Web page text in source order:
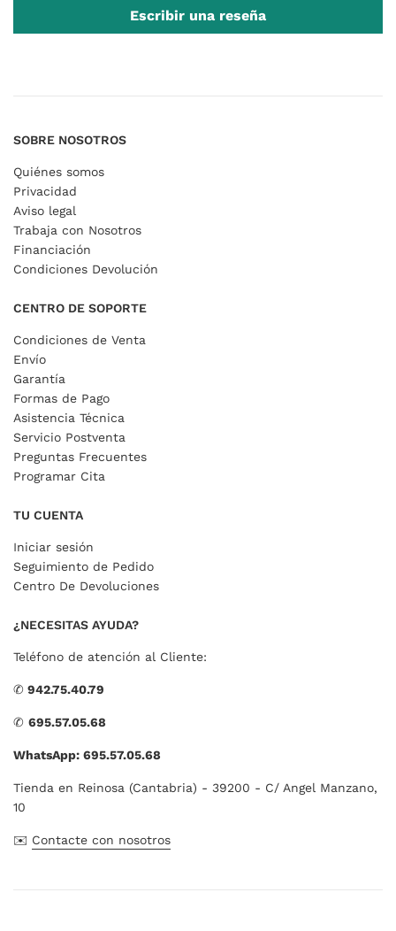
Escribir una reseña
SOBRE NOSOTROS
Quiénes somos
Privacidad
Aviso legal
Trabaja con Nosotros
Financiación
Condiciones Devolución
CENTRO DE SOPORTE
Condiciones de Venta
Envío
Garantía
Formas de Pago
Asistencia Técnica
Servicio Postventa
Preguntas Frecuentes
Programar Cita
TU CUENTA
Iniciar sesión
Seguimiento de Pedido
Centro De Devoluciones
¿NECESITAS AYUDA?
Teléfono de atención al Cliente:
✆ 942.75.40.79
✆ 695.57.05.68
WhatsApp: 695.57.05.68
Tienda en Reinosa (Cantabria) - 39200 - C/ Angel Manzano,
10
✉️ Contacte con nosotros